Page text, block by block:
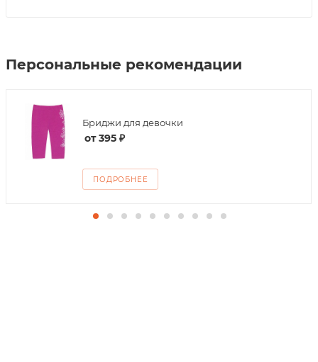
Персональные рекомендации
Бриджи для девочки
от395 ₽
ПОДРОБНЕЕ